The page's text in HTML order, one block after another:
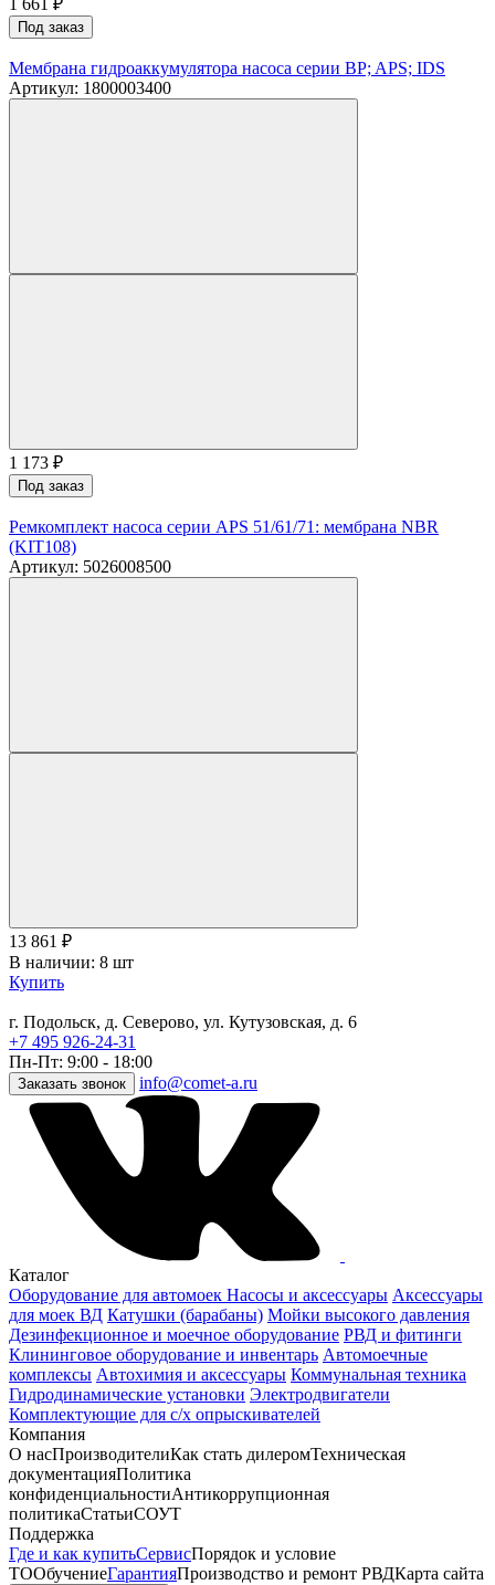
1 661 ₽
Под заказ
Мембрана гидроаккумулятора насоса серии BP; APS; IDS
Артикул: 1800003400
1 173 ₽
Под заказ
Ремкомплект насоса серии APS 51/61/71: мембрана NBR
(KIT108)
Артикул: 5026008500
13 861 ₽
В наличии: 8 шт
Купить
г. Подольск, д. Северово, ул. Кутузовская, д. 6
+7 495 926-24-31
Пн-Пт: 9:00 - 18:00
Заказать звонок info@comet-a.ru
Каталог
Оборудование для автомоек Насосы и аксессуары Аксессуары
для моек ВД Катушки (барабаны) Мойки высокого давления
Дезинфекционное и моечное оборудование РВД и фитинги
Клининговое оборудование и инвентарь Автомоечные
комплексы Автохимия и аксессуары Коммунальная техника
Гидродинамические установки Электродвигатели
Комплектующие для с/х опрыскивателей
Компания
О насПроизводителиКак стать дилеромТехническая
документацияПолитика
конфиденциальностиАнтикоррупционная
политикаСтатьиСОУТ
Поддержка
Где и как купитьСервисПорядок и условие
ТООбучениеГарантияПроизводство и ремонт РВДКарта сайта